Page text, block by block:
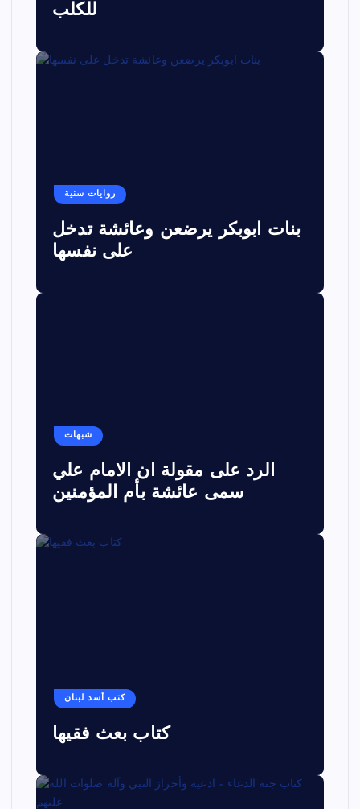
للكلب
روايات سنية
بنات ابوبكر يرضعن وعائشة تدخل
على نفسها
شبهات
الرد على مقولة ان الامام علي
سمى عائشة بأم المؤمنين
كتب أسد لبنان
كتاب بعث فقيها